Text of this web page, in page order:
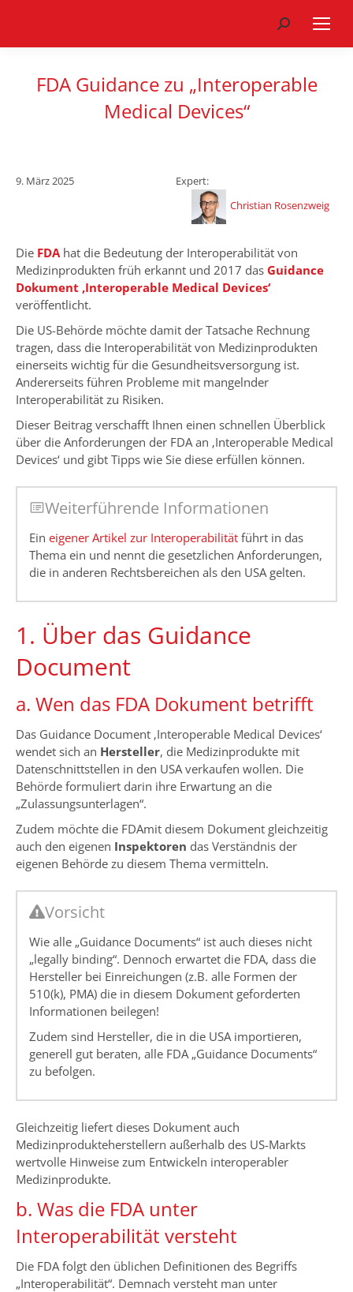
Search:
FDA Guidance zu „Interoperable
Medical Devices“
9. März 2025
Expert:
Christian Rosenzweig
Die FDAhat die Bedeutung der Interoperabilität von
Medizinprodukten früh erkannt und 2017 das Guidance
Dokument ‚Interoperable Medical Devices‘
veröffentlicht.
Die US-Behörde möchte damit der Tatsache Rechnung
tragen, dass die Interoperabilität von Medizinprodukten
einerseits wichtig für die Gesundheitsversorgung ist.
Andererseits führen Probleme mit mangelnder
Interoperabilität zu Risiken.
Dieser Beitrag verschafft Ihnen einen schnellen Überblick
über die Anforderungen der FDA an ‚Interoperable Medical
Devices‘ und gibt Tipps wie Sie diese erfüllen können.
Weiterführende Informationen
Ein eigener Artikel zur Interoperabilität führt in das
Thema ein und nennt die gesetzlichen Anforderungen,
die in anderen Rechtsbereichen als den USA gelten.
1. Über das Guidance
Document
a. Wen das FDA Dokument betrifft
Das Guidance Document ‚Interoperable Medical Devices‘
wendet sich an Hersteller, die Medizinprodukte mit
Datenschnittstellen in den USA verkaufen wollen. Die
Behörde formuliert darin ihre Erwartung an die
„Zulassungsunterlagen“.
Zudem möchte die FDAmit diesem Dokument gleichzeitig
auch den eigenen Inspektoren das Verständnis der
eigenen Behörde zu diesem Thema vermitteln.
Vorsicht
Wie alle „Guidance Documents“ ist auch dieses nicht
„legally binding“. Dennoch erwartet die FDA, dass die
Hersteller bei Einreichungen (z.B. alle Formen der
510(k), PMA) die in diesem Dokument geforderten
Informationen beilegen!
Zudem sind Hersteller, die in die USA importieren,
generell gut beraten, alle FDA „Guidance Documents“
zu befolgen.
Gleichzeitig liefert dieses Dokument auch
Medizinprodukteherstellern außerhalb des US-Markts
wertvolle Hinweise zum Entwickeln interoperabler
Medizinprodukte.
b. Was die FDA unter
Interoperabilität versteht
Die FDA folgt den üblichen Definitionen des Begriffs
„Interoperabilität“. Demnach versteht man unter